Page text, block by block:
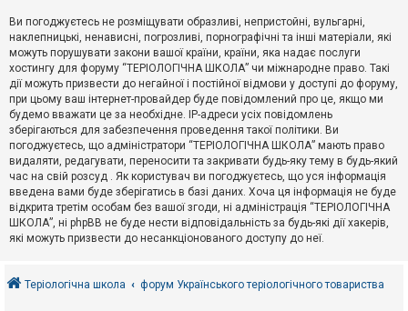
д
й
А
к
т
и
в
н
т
е
м
и
о
Ви погоджуєтесь не розміщувати образливі, непристойні, вульгарні,
наклепницькі, ненависні, погрозливі, порнографічні та інші матеріали, які
можуть порушувати закони вашої країни, країни, яка надає послуги
хостингу для форуму “ТЕРІОЛОГІЧНА ШКОЛА” чи міжнародне право. Такі
дії можуть призвести до негайної і постійної відмови у доступі до форуму,
при цьому ваш інтернет-провайдер буде повідомлений про це, якщо ми
будемо вважати це за необхідне. IP-адреси усіх повідомлень
зберігаються для забезпечення проведення такої політики. Ви
погоджуєтесь, що адміністратори “ТЕРІОЛОГІЧНА ШКОЛА” мають право
видаляти, редагувати, переносити та закривати будь-яку тему в будь-який
час на свій розсуд . Як користувач ви погоджуєтесь, що уся інформація
введена вами буде зберігатись в базі даних. Хоча ця інформація не буде
відкрита третім особам без вашої згоди, ні адміністрація “ТЕРІОЛОГІЧНА
ШКОЛА”, ні phpBB не буде нести відповідальність за будь-які дії хакерів,
які можуть призвести до несанкціонованого доступу до неї.
Теріологічна школа форум Українського теріологічного товариства